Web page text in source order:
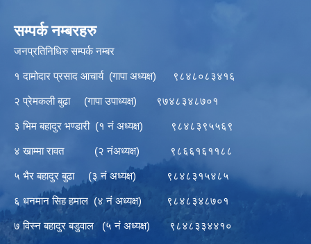
सम्पर्क नम्बरहरु
जनप्रतिनिधिरु सम्पर्क नम्बर
१ दामोदार प्रसाद आचार्य (गापा अध्यक्ष) ९८४८०८३४१६
२ प्रेमकली बुढा (गापा उपाध्यक्ष) ९७४८३४८७०१
३ भिम बहादुर भण्डारी (१ नं अध्यक्ष) ९८४८३९५५६९
४ खाम्मा रावत (२ नंअध्यक्ष) ९८६६१६११८८
५ भैर बहादुर बुढा (३ नं अध्यक्ष) ९८४८३१५४८५
६ धनमान सिह हमाल (४ नं अध्यक्ष) ९८४८३४८७०१
७ विस्न बहादुर बडुवाल (५ नं अध्यक्ष) ९८४८३३४४१०